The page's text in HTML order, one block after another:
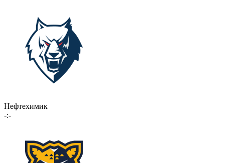
Нефтехимик
-:-